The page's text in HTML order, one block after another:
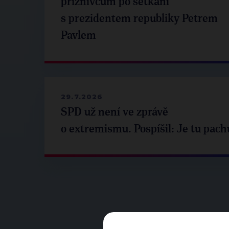
s prezidentem republiky Petrem
Pavlem
29.7.2026
SPD už není ve zprávě
o extremismu. Pospíšil: Je tu